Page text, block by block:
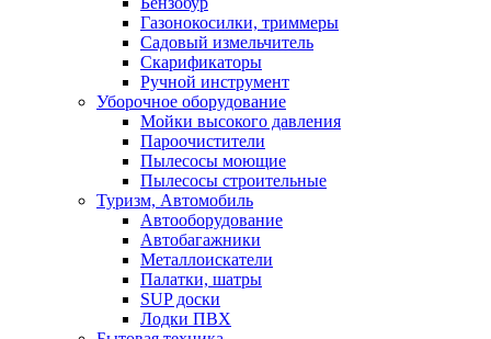
Газонокосилки, триммеры
Садовый измельчитель
Скарификаторы
Ручной инструмент
Уборочное оборудование
Мойки высокого давления
Пароочистители
Пылесосы моющие
Пылесосы строительные
Туризм, Автомобиль
Автооборудование
Автобагажники
Металлоискатели
Палатки, шатры
SUP доски
Лодки ПВХ